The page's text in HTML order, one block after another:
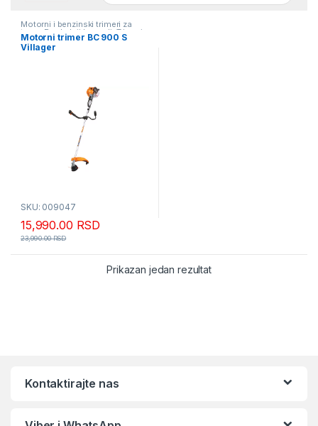
Motorni i benzinski trimeri za
travu Poslednji komadi ,Trimeri
za travu, Villager Akcija
Motorni trimer BC 900 S
Villager
SKU: 009047
15,990.00 RSD
23,990.00RSD
Prikazan jedan rezultat
Kontaktirajte nas